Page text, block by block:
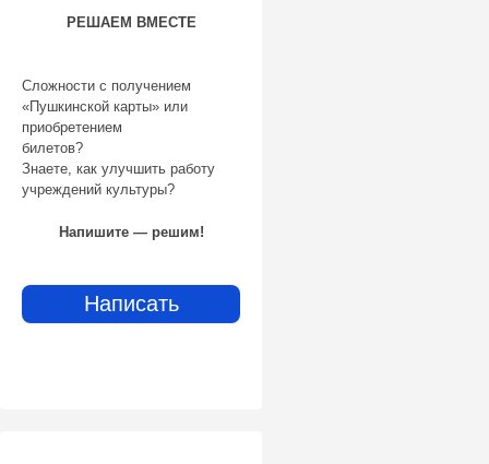
РЕШАЕМ ВМЕСТЕ
Сложности с получением
«Пушкинской карты» или
приобретением
билетов?
Знаете, как улучшить работу
учреждений культуры?
Напишите — решим!
Написать